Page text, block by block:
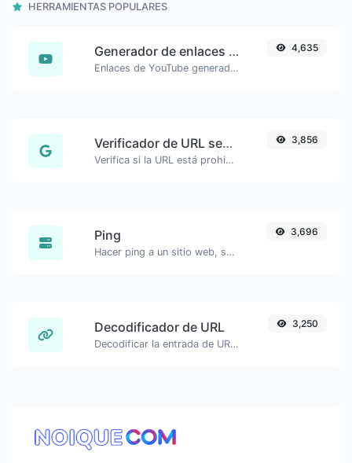
HERRAMIENTAS POPULARES
Generador de enlaces de marca de tiempo de YouTube
Enlaces de YouTube generados con la marca de tiempo de inicio exacta, útiles para usuarios móviles.
4,635
Verificador de URL segura
Verifica si la URL está prohibida y marcada como segura/no segura por Google.
3,856
Ping
Hacer ping a un sitio web, servidor o puerto.
3,696
Decodificador de URL
Decodificar la entrada de URL de vuelta a una cadena normal.
3,250